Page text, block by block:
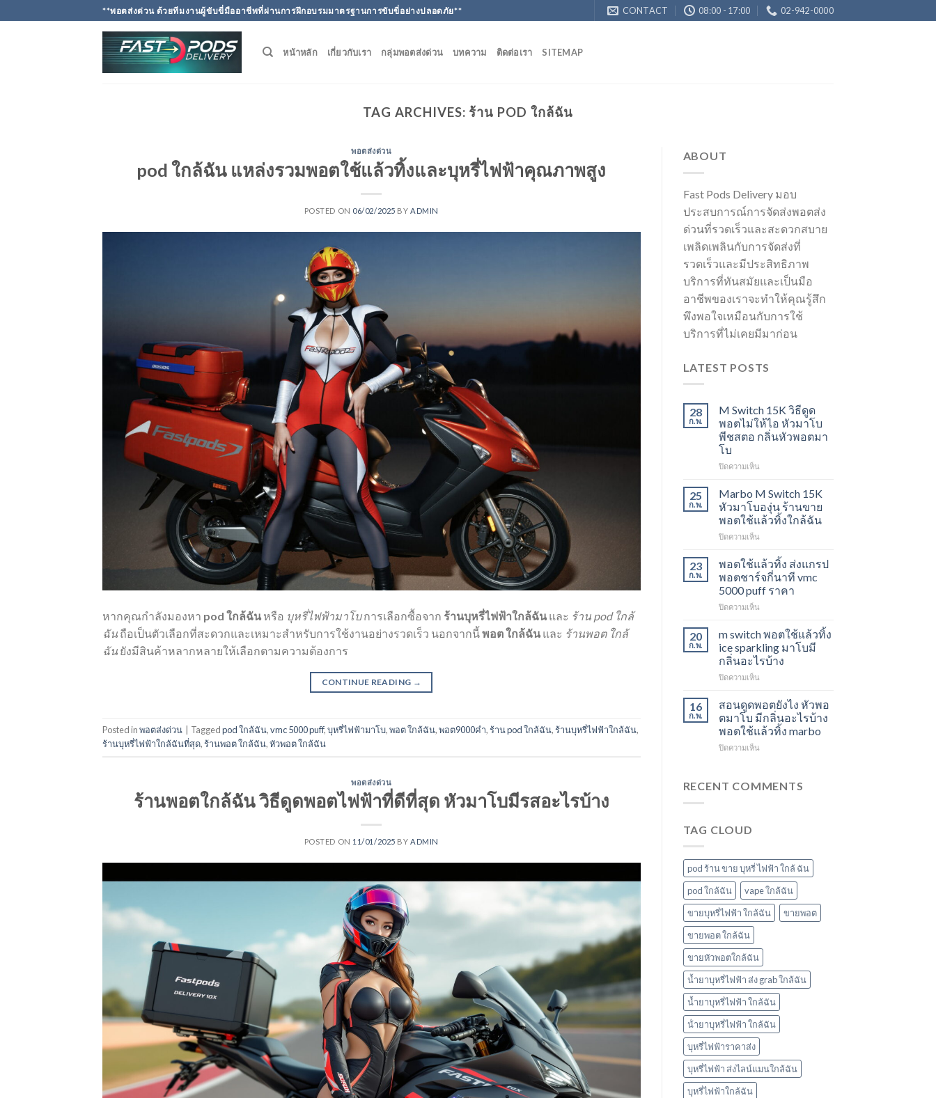
to
**พอตส่งด่วน ด้วยทีมงานผู้ขับขี่มืออาชีพที่ผ่านการฝึกอบรมมาตรฐานการขับขี่อย่างปลอดภัย** CONTACT 08:00 - 17:00 02-942-0000
หน้าหลัก เกี่ยวกับเรา กลุ่มพอตส่งด่วน บทความ ติดต่อเรา SITEMAP
TAG ARCHIVES: ร้าน POD ใกล้ฉัน
พอตส่งด่วน
pod ใกล้ฉัน แหล่งรวมพอตใช้แล้วทิ้งและบุหรี่ไฟฟ้าคุณภาพสูง
POSTED ON 06/02/2025 BYADMIN
หากคุณกำลังมองหา pod ใกล้ฉัน หรือ บุหรี่ไฟฟ้ามาโบการเลือกซื้อจาก ร้านบุหรี่ไฟฟ้าใกล้ฉัน และ ร้าน pod ใกล้
ฉัน ถือเป็นตัวเลือกที่สะดวกและเหมาะสำหรับการใช้งานอย่างรวดเร็ว นอกจากนี้พอต ใกล้ฉัน และ ร้านพอต ใกล้
ฉัน ยังมีสินค้าหลากหลายให้เลือกตามความต้องการ
CONTINUE READING →
Posted inพอตส่งด่วน Taggedpod ใกล้ฉัน,vmc 5000 puff,บุหรี่ไฟฟ้ามาโบ,พอต ใกล้ฉัน,พอต9000คํา,ร้าน pod ใกล้ฉัน,ร้านบุหรี่ไฟฟ้าใกล้ฉัน,
ร้านบุหรี่ไฟฟ้าใกล้ฉันที่สุด,ร้านพอต ใกล้ฉัน,หัวพอต ใกล้ฉัน
พอตส่งด่วน
ร้านพอตใกล้ฉัน วิธีดูดพอตไฟฟ้าที่ดีที่สุด หัวมาโบมีรสอะไรบ้าง
POSTED ON 11/01/2025 BYADMIN
ABOUT
Fast Pods Delivery มอบ
ประสบการณ์การจัดส่งพอตส่ง
ด่วนที่รวดเร็วและสะดวกสบาย
เพลิดเพลินกับการจัดส่งที่
รวดเร็วและมีประสิทธิภาพ
บริการที่ทันสมัยและเป็นมือ
อาชีพของเราจะทำให้คุณรู้สึก
พึงพอใจเหมือนกับการใช้
บริการที่ไม่เคยมีมาก่อน
LATEST POSTS
28
ก.พ.
M Switch 15K วิธีดูด
พอตไม่ให้ไอ หัวมาโบ
พีชสตอ กลิ่นหัวพอตมา
โบ
ปิดความเห็นบน
Switch
15K
วิธี
ดูด
พอต
ให้
ไอ
หัว
มา
โบ
สตอ
กลิ่น
หัว
พอ
ตมา
25
ก.พ.
Marbo M Switch 15K
หัวมาโบองุ่น ร้านขาย
พอตใช้แล้วทิ้งใกล้ฉัน
ปิดความเห็นบน
M
Switch
15K
หัว
มา
องุ่น
ร้าน
ขาย
พอต
ใช้
ทิ้ง
ใกล้
ฉัน
23
ก.พ.
พอตใช้แล้วทิ้ง ส่งแกรป
พอตชาร์จกี่นาที vmc
5000 puff ราคา
ปิดความเห็นบน
ทิ้ง
ส่ง
แกรป
ชาร์จ
กี่
นาที
vmc
5000
20
ก.พ.
m switch พอตใช้แล้วทิ้ง
ice sparkling มาโบมี
กลิ่นอะไรบ้าง
ปิดความเห็นบน
switch
พอต
ใช้
แล้ว
ทิ้ง
มา
16
ก.พ.
สอนดูดพอตยังไง หัวพอ
ตมาโบ มีกลิ่นอะไรบ้าง
พอตใช้แล้วทิ้ง marbo
ปิดความเห็นบน
พอ
โบ
มี
กลิ่น
อะไร
บ้าง
พอต
แล้ว
ทิ้ง
marbo
RECENT COMMENTS
TAG CLOUD
pod ร้าน ขาย บุหรี่ ไฟฟ้า ใกล้ ฉัน
pod ใกล้ฉัน
vape ใกล้ฉัน
ขายบุหรี่ไฟฟ้า ใกล้ฉัน
ขายพอต
ขายพอต ใกล้ฉัน
ขายหัวพอตใกล้ฉัน
น้ำยาบุหรี่ไฟฟ้า ส่ง grab ใกล้ฉัน
น้ำยาบุหรี่ไฟฟ้า ใกล้ฉัน
น้ํายาบุหรี่ไฟฟ้า ใกล้ฉัน
บุหรี่ไฟฟ้าราคาส่ง
บุหรี่ไฟฟ้า ส่งไลน์แมนใกล้ฉัน
บุหรี่ไฟฟ้าใกล้ฉัน